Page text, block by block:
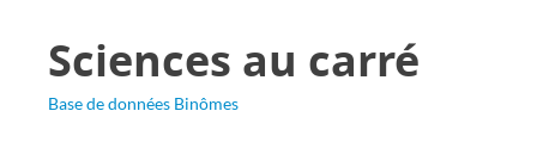
Sciences au carré
Base de données Binômes